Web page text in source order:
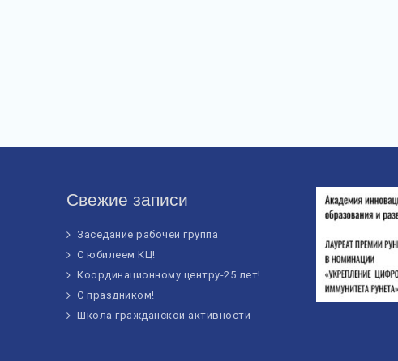
Свежие записи
Заседание рабочей группа
С юбилеем КЦ!
Координационному центру-25 лет!
С праздником!
Школа гражданской активности